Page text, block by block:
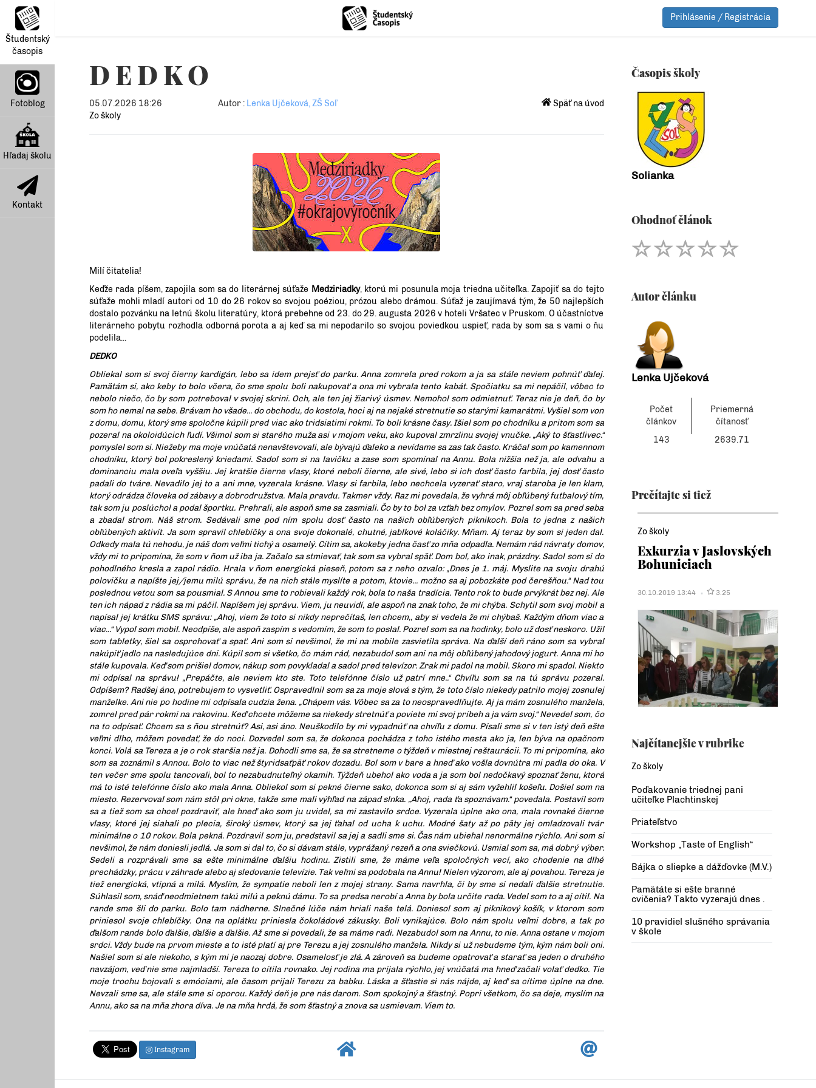
Študentský
časopis
Fotoblog
Hľadaj školu
Kontakt
Prihlásenie / Registrácia
D E D K O
05.07.2026 18:26
Zo školy
Autor : Lenka Ujčeková, ZŠ Soľ Späť na úvod
Milí čitatelia!
Keďže rada píšem, zapojila som sa do literárnej súťaže Medziriadky, ktorú mi posunula moja triedna učiteľka. Zapojiť sa do tejto
súťaže mohli mladí autori od 10 do 26 rokov so svojou poéziou, prózou alebo drámou. Súťaž je zaujímavá tým, že 50 najlepších
dostalo pozvánku na letnú školu literatúry, ktorá prebehne od 23. do 29. augusta 2026 v hoteli Vršatec v Pruskom. O účastníctve
literárneho pobytu rozhodla odborná porota a aj keď sa mi nepodarilo so svojou poviedkou uspieť, rada by som sa s vami o ňu
podelila...
DEDKO
Obliekal som si svoj čierny kardigán, lebo sa idem prejsť do parku. Anna zomrela pred rokom a ja sa stále neviem pohnúť ďalej.
Pamätám si, ako keby to bolo včera, čo sme spolu boli nakupovať a ona mi vybrala tento kabát. Spočiatku sa mi nepáčil, vôbec to
nebolo niečo, čo by som potreboval v svojej skrini. Och, ale ten jej žiarivý úsmev. Nemohol som odmietnuť. Teraz nie je deň, čo by
som ho nemal na sebe. Brávam ho všade... do obchodu, do kostola, hoci aj na nejaké stretnutie so starými kamarátmi. Vyšiel som von
z domu, domu, ktorý sme spoločne kúpili pred viac ako tridsiatimi rokmi. To boli krásne časy. Išiel som po chodníku a pritom som sa
pozeral na okoloidúcich ľudí. Všimol som si starého muža asi v mojom veku, ako kupoval zmrzlinu svojej vnučke. „Aký to šťastlivec.“
pomyslel som si. Niežeby ma moje vnúčatá nenavštevovali, ale bývajú ďaleko a nevídame sa zas tak často. Kráčal som po kamennom
chodníku, ktorý bol pokreslený kriedami. Sadol som si na lavičku a zase som spomínal na Annu. Bola nižšia než ja, ale odvahu a
dominanciu mala oveľa vyššiu. Jej kratšie čierne vlasy, ktoré neboli čierne, ale sivé, lebo si ich dosť často farbila, jej dosť často
padali do tváre. Nevadilo jej to a ani mne, vyzerala krásne. Vlasy si farbila, lebo nechcela vyzerať staro, vraj staroba je len klam,
ktorý odrádza človeka od zábavy a dobrodružstva. Mala pravdu. Takmer vždy. Raz mi povedala, že vyhrá môj obľúbený futbalový tím,
tak som ju poslúchol a podal športku. Prehrali, ale aspoň sme sa zasmiali. Čo by to bol za vzťah bez omylov. Pozrel som sa pred seba
a zbadal strom. Náš strom. Sedávali sme pod ním spolu dosť často na našich obľúbených piknikoch. Bola to jedna z našich
obľúbených aktivít. Ja som spravil chlebíčky a ona svoje dokonalé, chutné, jablkové koláčiky. Mňam. Aj teraz by som si jeden dal.
Odkedy mala tú nehodu, je náš dom veľmi tichý a osamelý. Cítim sa, akokeby jedna časť zo mňa odpadla. Nemám rád návraty domov,
vždy mi to pripomína, že som v ňom už iba ja. Začalo sa stmievať, tak som sa vybral späť. Dom bol, ako inak, prázdny. Sadol som si do
pohodlného kresla a zapol rádio. Hrala v ňom energická pieseň, potom sa z neho ozvalo: „Dnes je 1. máj. Myslite na svoju drahú
polovičku a napíšte jej/jemu milú správu, že na nich stále myslíte a potom, ktovie... možno sa aj pobozkáte pod čerešňou.“ Nad tou
poslednou vetou som sa pousmial. S Annou sme to robievali každý rok, bola to naša tradícia. Tento rok to bude prvýkrát bez nej. Ale
ten ich nápad z rádia sa mi páčil. Napíšem jej správu. Viem, ju neuvidí, ale aspoň na znak toho, že mi chýba. Schytil som svoj mobil a
napísal jej krátku SMS správu: „Ahoj, viem že toto si nikdy neprečítaš, len chcem,, aby si vedela že mi chýbaš. Každým dňom viac a
viac...“ Vypol som mobil. Neodpíše, ale aspoň zaspím s vedomím, že som to poslal. Pozrel som sa na hodinky, bolo už dosť neskoro. Užil
som tabletky, šiel sa osprchovať a spať. Ani som si nevšimol, že mi na mobile zasvietila správa. Na ďalší deň ráno som sa vybral
nakúpiť jedlo na nasledujúce dni. Kúpil som si všetko, čo mám rád, nezabudol som ani na môj obľúbený jahodový jogurt. Anna mi ho
stále kupovala. Keď som prišiel domov, nákup som povykladal a sadol pred televízor. Zrak mi padol na mobil. Skoro mi spadol. Niekto
mi odpísal na správu! „Prepáčte, ale neviem kto ste. Toto telefónne číslo už patrí mne..“ Chvíľu som sa na tú správu pozeral.
Odpíšem? Radšej áno, potrebujem to vysvetliť. Ospravedlnil som sa za moje slová s tým, že toto číslo niekedy patrilo mojej zosnulej
manželke. Ani nie po hodine mi odpísala cudzia žena. „Chápem vás. Vôbec sa za to neospravedlňujte. Aj ja mám zosnulého manžela,
zomrel pred pár rokmi na rakovinu. Keď chcete môžeme sa niekedy stretnúť a poviete mi svoj príbeh a ja vám svoj.“ Nevedel som, čo
na to odpísať. Chcem sa s ňou stretnúť? Asi, asi áno. Neuškodilo by mi vypadnúť na chvíľu z domu. Písali sme si v ten istý deň ešte
veľmi dlho, môžem povedať, že do noci. Dozvedel som sa, že dokonca pochádza z toho istého mesta ako ja, len býva na opačnom
konci. Volá sa Tereza a je o rok staršia než ja. Dohodli sme sa, že sa stretneme o týždeň v miestnej reštaurácii. To mi pripomína, ako
som sa zoznámil s Annou. Bolo to viac než štyridsaťpäť rokov dozadu. Bol som v bare a hneď ako vošla dovnútra mi padla do oka. V
ten večer sme spolu tancovali, bol to nezabudnuteľný okamih. Týždeň ubehol ako voda a ja som bol nedočkavý spoznať ženu, ktorá
má to isté telefónne číslo ako mala Anna. Obliekol som si pekné čierne sako, dokonca som si aj sám vyžehlil košeľu. Došiel som na
miesto. Rezervoval som nám stôl pri okne, takže sme mali výhľad na západ slnka. „Ahoj, rada ťa spoznávam.“ povedala. Postavil som
sa a tiež som sa chcel pozdraviť, ale hneď ako som ju uvidel, sa mi zastavilo srdce. Vyzerala úplne ako ona, mala rovnaké čierne
vlasy, ktoré jej siahali po plecia, široký úsmev, ktorý sa jej ťahal od ucha k uchu. Modré šaty až po päty jej omladzovali tvár
minimálne o 10 rokov. Bola pekná. Pozdravil som ju, predstavil sa jej a sadli sme si. Čas nám ubiehal nenormálne rýchlo. Ani som si
nevšimol, že nám doniesli jedlá. Ja som si dal to, čo si dávam stále, vyprážaný rezeň a ona sviečkovú. Usmial som sa, má dobrý výber.
Sedeli a rozprávali sme sa ešte minimálne ďalšiu hodinu. Zistili sme, že máme veľa spoločných vecí, ako chodenie na dlhé
prechádzky, prácu v záhrade alebo aj sledovanie televízie. Tak veľmi sa podobala na Annu! Nielen výzorom, ale aj povahou. Tereza je
tiež energická, vtipná a milá. Myslím, že sympatie neboli len z mojej strany. Sama navrhla, či by sme si nedali ďalšie stretnutie.
Súhlasil som, snáď neodmietnem takú milú a peknú dámu. To sa predsa nerobí a Anna by bola určite rada. Vedel som to a aj cítil. Na
rande sme šli do parku. Bolo tam nádherne. Slnečné lúče nám hriali naše telá. Doniesol som aj piknikový košík, v ktorom som
priniesol svoje chlebíčky. Ona na oplátku priniesla čokoládové zákusky. Boli vynikajúce. Bolo nám spolu veľmi dobre, a tak po
ďalšom rande bolo ďalšie, ďalšie a ďalšie. Až sme si povedali, že sa máme radi. Nezabudol som na Annu, to nie. Anna ostane v mojom
srdci. Vždy bude na prvom mieste a to isté platí aj pre Terezu a jej zosnulého manžela. Nikdy si už nebudeme tým, kým nám boli oni.
Našiel som si ale niekoho, s kým mi je naozaj dobre. Osamelosť je zlá. A zároveň sa budeme opatrovať a starať sa jeden o druhého
navzájom, veď nie sme najmladší. Tereza to cítila rovnako. Jej rodina ma prijala rýchlo, jej vnúčatá ma hneď začali volať dedko. Tie
moje trochu bojovali s emóciami, ale časom prijali Terezu za babku. Láska a šťastie si nás nájde, aj keď sa cítime úplne na dne.
Nevzali sme sa, ale stále sme si oporou. Každý deň je pre nás darom. Som spokojný a šťastný. Popri všetkom, čo sa deje, myslím na
Annu, ako sa na mňa zhora díva. Je na mňa hrdá, že som šťastný a znova sa usmievam. Viem to.
Instagram
Časopis školy
Solianka
Ohodnoť článok
Autor článku
Lenka Ujčeková
Počet
článkov
Priemerná
čítanosť
143
2639.71
Prečítajte si tiež
Zo školy
Exkurzia v Jaslovských
Bohuniciach
30.10.2019 13:44 3.25
Najčítanejšie v rubrike
Zo školy
Poďakovanie triednej pani
učiteľke Plachtinskej
Priateľstvo
Workshop „Taste of English“
Bájka o sliepke a dážďovke (M.V.)
Pamätáte si ešte branné
cvičenia? Takto vyzerajú dnes .
10 pravidiel slušného správania
v škole